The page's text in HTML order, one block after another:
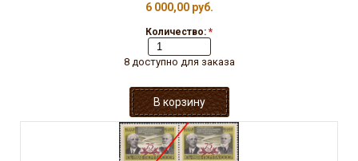
6 000,00 руб.
Количество: *
8 доступно для заказа